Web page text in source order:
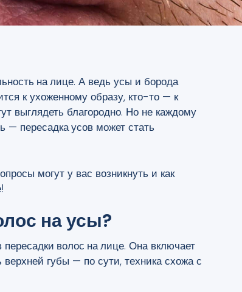
на лице. А ведь усы и борода
к ухоженному образу, кто-то — к
выглядеть благородно. Но не каждому
— пересадка усов может стать
могут у вас возникнуть и как
на усы?
пересадки волос на лице. Она включает
губы — по сути, техника схожа с